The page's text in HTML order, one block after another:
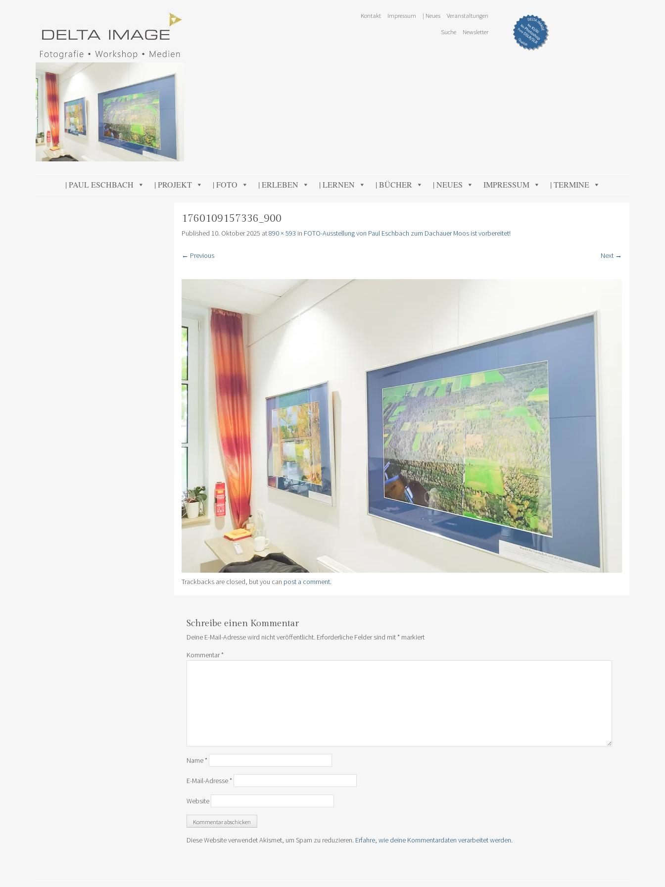
Kontakt Impressum | Neues Veranstaltungen
Suche Newsletter
SKIP TO CONTENT
| PAUL ESCHBACH | PROJEKT | FOTO | ERLEBEN | LERNEN | BÜCHER | NEUES IMPRESSUM | TERMINE
1760109157336_900
Published 10. Oktober 2025 at890 × 593 in FOTO-Ausstellung von Paul Eschbach zum Dachauer Moos ist vorbereitet!
← Previous Next →
Trackbacks are closed, but you can post a comment.
Schreibe einen Kommentar
Deine E-Mail-Adresse wird nicht veröffentlicht. Erforderliche Felder sind mit* markiert
Kommentar*
Name*
E-Mail-Adresse*
Website
Diese Website verwendet Akismet, um Spam zu reduzieren. Erfahre, wie deine Kommentardaten verarbeitet werden.